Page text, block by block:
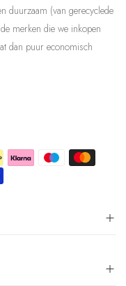
duurzaam (van gerecyclede
merken die we inkopen
dan puur economisch